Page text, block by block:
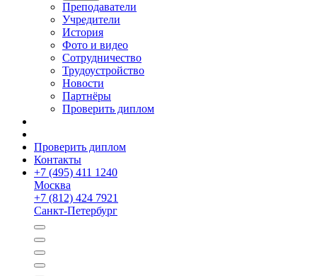
Преподаватели
Учредители
История
Фото и видео
Сотрудничество
Трудоустройство
Новости
Партнёры
Проверить диплом
Проверить диплом
Контакты
+7 (495) 411 1240
Москва
+7 (812) 424 7921
Санкт-Петербург